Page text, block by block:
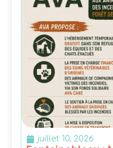
juillet 10, 2026